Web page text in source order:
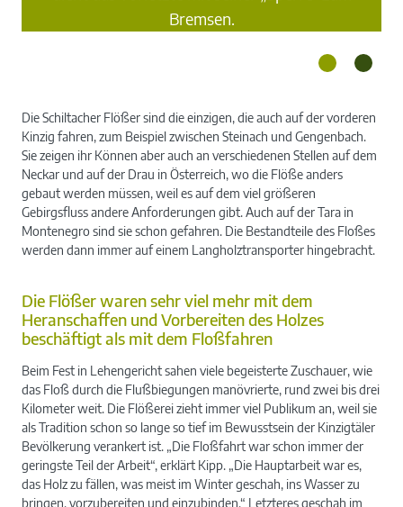
Bremsen.
Die Schiltacher Flößer sind die einzigen, die auch auf der vorderen
Kinzig fahren, zum Beispiel zwischen Steinach und Gengenbach.
Sie zeigen ihr Können aber auch an verschiedenen Stellen auf dem
Neckar und auf der Drau in Österreich, wo die Flöße anders
gebaut werden müssen, weil es auf dem viel größeren
Gebirgsfluss andere Anforderungen gibt. Auch auf der Tara in
Montenegro sind sie schon gefahren. Die Bestandteile des Floßes
werden dann immer auf einem Langholztransporter hingebracht.
Die Flößer waren sehr viel mehr mit dem
Heranschaffen und Vorbereiten des Holzes
beschäftigt als mit dem Floßfahren
Beim Fest in Lehengericht sahen viele begeisterte Zuschauer, wie
das Floß durch die Flußbiegungen manövrierte, rund zwei bis drei
Kilometer weit. Die Flößerei zieht immer viel Publikum an, weil sie
als Tradition schon so lange so tief im Bewusstsein der Kinzigtäler
Bevölkerung verankert ist. „Die Floßfahrt war schon immer der
geringste Teil der Arbeit“, erklärt Kipp. „Die Hauptarbeit war es,
das Holz zu fällen, was meist im Winter geschah, ins Wasser zu
bringen, vorzubereiten und einzubinden.“ Letzteres geschah im